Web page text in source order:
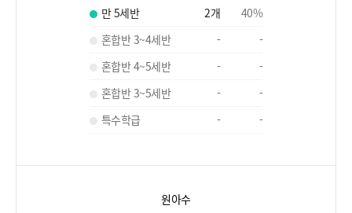
만 5세반
2개 40%
혼합반 3~4세반
-
-
혼합반 4~5세반
-
-
혼합반 3~5세반
-
-
특수학급
- -
원아수